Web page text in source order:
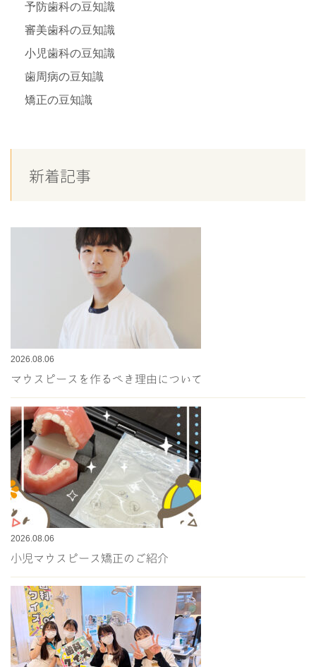
予防歯科の豆知識
審美歯科の豆知識
小児歯科の豆知識
歯周病の豆知識
矯正の豆知識
新着記事
2026.08.06
マウスピースを作るべき理由について
2026.08.06
小児マウスピース矯正のご紹介